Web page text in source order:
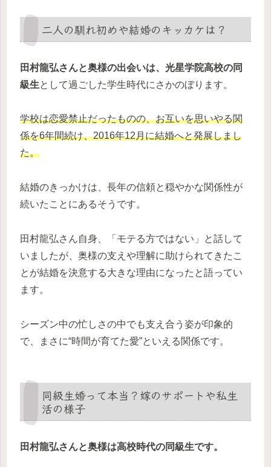
二人の馴れ初めや結婚のキッカケは？
田村龍弘さんと奥様の出会いは、光星学院高校の同
級生として過ごした学生時代にさかのぼります。
学校は恋愛禁止だったものの、お互いを思いやる関
係を6年間続け、2016年12月に結婚へと発展しまし
た。
結婚のきっかけは、長年の信頼と穏やかな関係性が
続いたことにあるそうです。
田村龍弘さん自身、「モテる方ではない」と話して
いましたが、奥様の支えや理解に助けられてきたこ
とが結婚を決意する大きな理由になったと語ってい
ます。
シーズン中の忙しさの中でも支え合う姿が印象的
で、まさに“時間が育てた愛”といえる関係です。
同級生婚って本当？嫁のサポートや私生
活の様子
田村龍弘さんと奥様は高校時代の同級生です。